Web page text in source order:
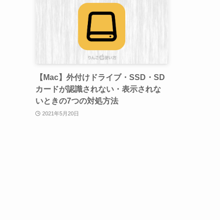
【Mac】外付けドライブ・SSD・SD
カードが認識されない・表示されな
いときの7つの対処方法
2021年5月20日